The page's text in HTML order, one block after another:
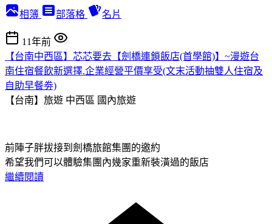
相簿 部落格 名片
11年前
【台南中西區】芯芯要去【劍橋連鎖飯店(首學館)】~漫遊台
南住宿餐飲新選擇.企業經營平價享受(文末活動抽雙人住宿及
自助早餐劵)
【台南】旅遊 中西區 國內旅遊
前陣子胖拔接到劍橋旅館集團的邀約
希望我們可以體驗集團內幾家重新裝潢過的飯店
繼續閱讀